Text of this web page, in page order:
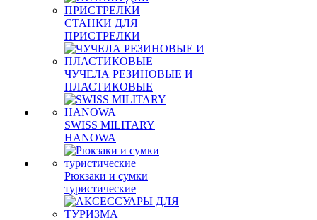
СТАНКИ ДЛЯ
ПРИСТРЕЛКИ
ЧУЧЕЛА РЕЗИНОВЫЕ И
ПЛАСТИКОВЫЕ
SWISS MILITARY
HANOWA
Рюкзаки и сумки
туристические